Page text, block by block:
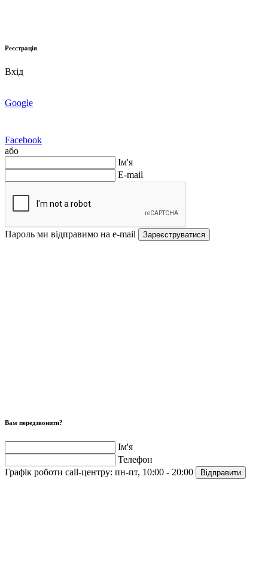
Реєстрація
Вхід
Google
Facebook
або
Ім'я
E-mail
Пароль ми відправимо на e-mail Зареєструватися
Вам передзвонити?
Ім'я
Телефон
Графік роботи call-центру: пн-пт, 10:00 - 20:00 Відправити